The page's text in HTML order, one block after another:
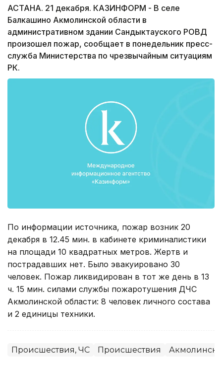
АСТАНА. 21 декабря. КАЗИНФОРМ - В селе
Балкашино Акмолинской области в
административном здании Сандыктауского РОВД
произошел пожар, сообщает в понедельник пресс-
служба Министерства по чрезвычайным ситуациям
РК.
По информации источника, пожар возник 20
декабря в 12.45 мин. в кабинете криминалистики
на площади 10 квадратных метров. Жертв и
пострадавших нет. Было эвакуировано 30
человек. Пожар ликвидирован в тот же день в 13
ч. 15 мин. силами службы пожаротушения ДЧС
Акмолинской области: 8 человек личного состава
и 2 единицы техники.
Происшествия, ЧС Происшествия